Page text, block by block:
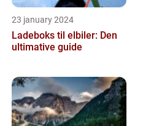
23 january 2024
Ladeboks til elbiler: Den
ultimative guide